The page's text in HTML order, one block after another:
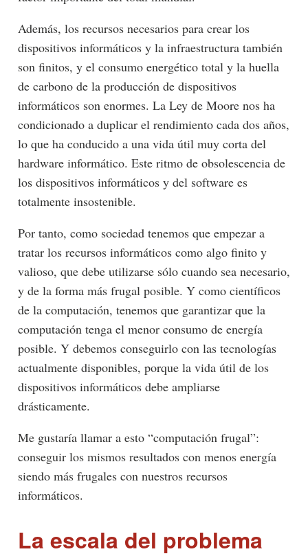
Además, los recursos necesarios para crear los
dispositivos informáticos y la infraestructura también
son finitos, y el consumo energético total y la huella
de carbono de la producción de dispositivos
informáticos son enormes. La Ley de Moore nos ha
condicionado a duplicar el rendimiento cada dos años,
lo que ha conducido a una vida útil muy corta del
hardware informático. Este ritmo de obsolescencia de
los dispositivos informáticos y del software es
totalmente insostenible.
Por tanto, como sociedad tenemos que empezar a
tratar los recursos informáticos como algo finito y
valioso, que debe utilizarse sólo cuando sea necesario,
y de la forma más frugal posible. Y como científicos
de la computación, tenemos que garantizar que la
computación tenga el menor consumo de energía
posible. Y debemos conseguirlo con las tecnologías
actualmente disponibles, porque la vida útil de los
dispositivos informáticos debe ampliarse
drásticamente.
Me gustaría llamar a esto “computación frugal”:
conseguir los mismos resultados con menos energía
siendo más frugales con nuestros recursos
informáticos.
La escala del problema